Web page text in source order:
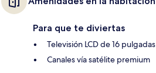
Para que te diviertas
Televisión LCD de 16 pulgadas
Canales vía satélite premium